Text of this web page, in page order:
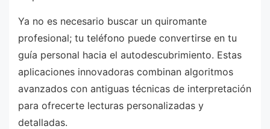
Ya no es necesario buscar un quiromante
profesional; tu teléfono puede convertirse en tu
guía personal hacia el autodescubrimiento. Estas
aplicaciones innovadoras combinan algoritmos
avanzados con antiguas técnicas de interpretación
para ofrecerte lecturas personalizadas y
detalladas.